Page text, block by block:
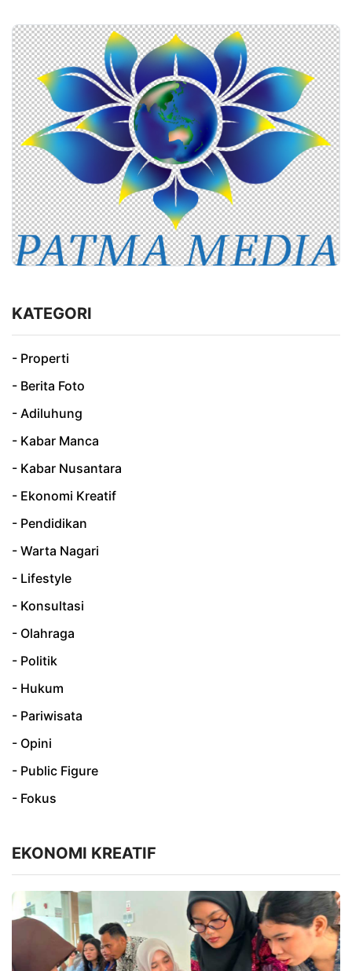
KATEGORI
- Properti
- Berita Foto
- Adiluhung
- Kabar Manca
- Kabar Nusantara
- Ekonomi Kreatif
- Pendidikan
- Warta Nagari
- Lifestyle
- Konsultasi
- Olahraga
- Politik
- Hukum
- Pariwisata
- Opini
- Public Figure
- Fokus
EKONOMI KREATIF